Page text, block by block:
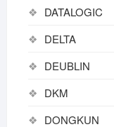
DATALOGIC
DELTA
DEUBLIN
DKM
DONGKUN